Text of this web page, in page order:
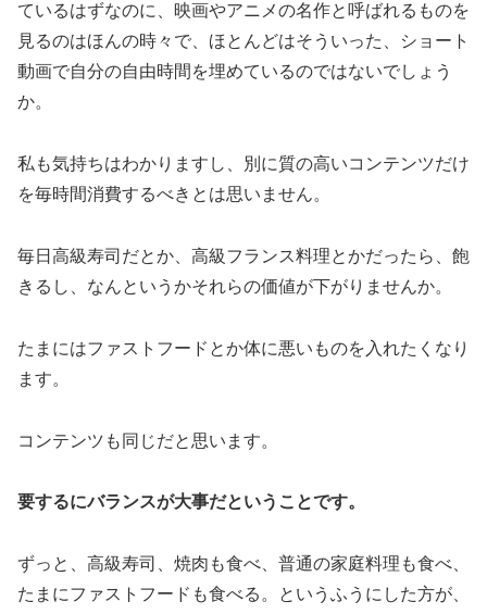
ているはずなのに、映画やアニメの名作と呼ばれるものを
見るのはほんの時々で、ほとんどはそういった、ショート
動画で自分の自由時間を埋めているのではないでしょう
か。
私も気持ちはわかりますし、別に質の高いコンテンツだけ
を毎時間消費するべきとは思いません。
毎日高級寿司だとか、高級フランス料理とかだったら、飽
きるし、なんというかそれらの価値が下がりませんか。
たまにはファストフードとか体に悪いものを入れたくなり
ます。
コンテンツも同じだと思います。
要するにバランスが大事だということです。
ずっと、高級寿司、焼肉も食べ、普通の家庭料理も食べ、
たまにファストフードも食べる。というふうにした方が、